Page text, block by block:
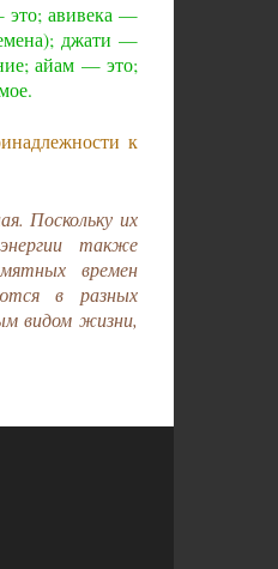
это; авивека —
джати —
айам — это;
к
Поскольку их
также
времен
в разных
видом жизни,